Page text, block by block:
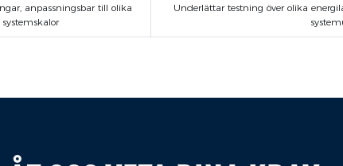
anpassningsbar till olika
Underlättar testning över olika